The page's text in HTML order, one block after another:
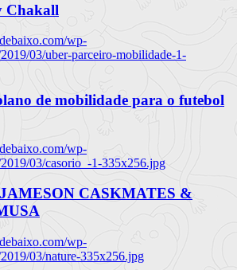
Chakall
wp-
03/uber-parceiro-mobilidade-1-
de mobilidade para o futebol
wp-
03/casorio_-1-335x256.jpg
CASKMATES &
wp-
03/nature-335x256.jpg